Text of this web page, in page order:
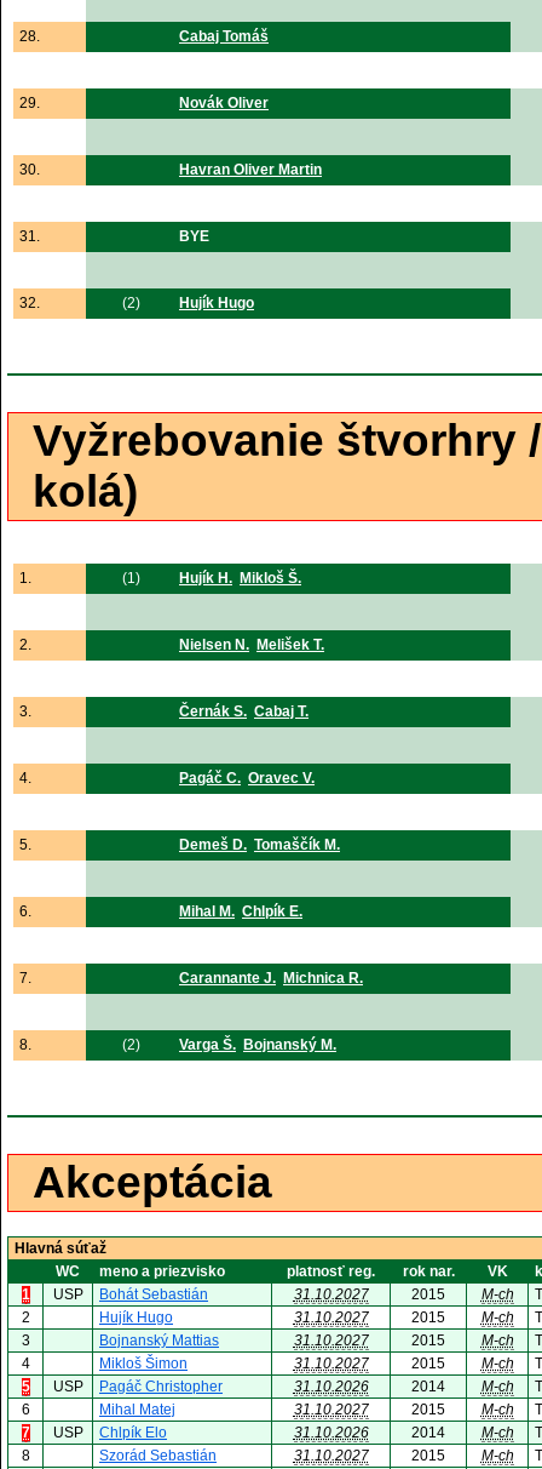
28. Cabaj Tomáš
29. Novák Oliver
30. Havran Oliver Martin
31. BYE
32. (2) Hujík Hugo
Vyžrebovanie štvorhry
kolá)
1. (1) Hujík H. Mikloš Š.
2. Nielsen N. Melišek T.
3. Černák S. Cabaj T.
4. Pagáč C. Oravec V.
5. Demeš D. Tomaščík M.
6. Mihal M. Chlpík E.
7. Carannante J. Michnica R.
8. (2) Varga Š. Bojnanský M.
Akceptácia
Hlavná súťaž
WC
meno a priezvisko platnosť reg. rok nar. VK
1
USP Bohát Sebastián 31.10.2027 2015 M-ch
2
Hujík Hugo 31.10.2027 2015 M-ch
3
Bojnanský Mattias 31.10.2027 2015 M-ch
4
Mikloš Šimon 31.10.2027 2015 M-ch
5
USP Pagáč Christopher 31.10.2026 2014 M-ch
6
Mihal Matej 31.10.2027 2015 M-ch
7
USP Chlpík Elo 31.10.2026 2014 M-ch
8
Szorád Sebastián 31.10.2027 2015 M-ch